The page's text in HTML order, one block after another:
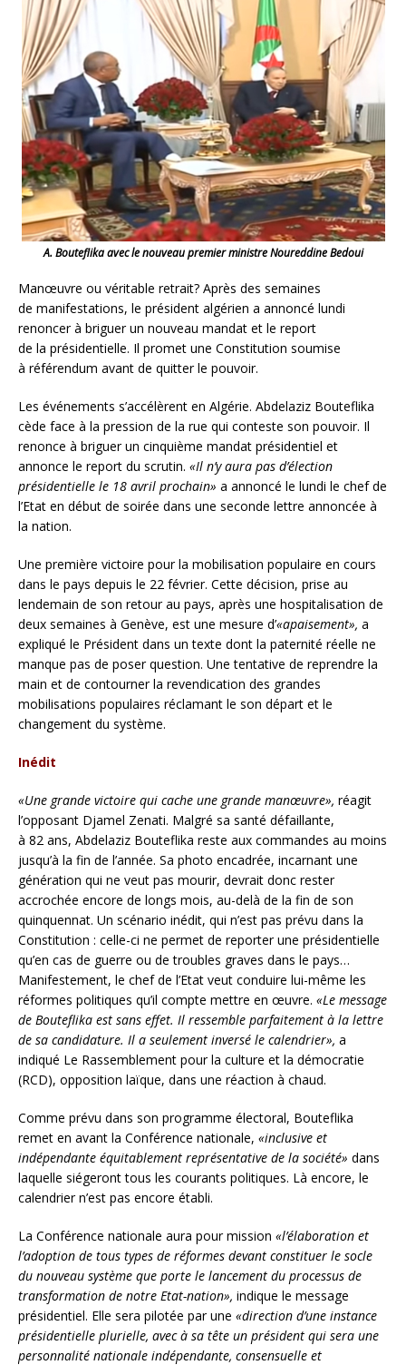
A. Bouteflika avec le nouveau premier ministre Noureddine Bedoui
Manœuvre ou véritable retrait? Après des semaines
de manifestations, le président algérien a annoncé lundi
renoncer à briguer un nouveau mandat et le report
de la présidentielle. Il promet une Constitution soumise
à référendum avant de quitter le pouvoir.
Les événements s’accélèrent en Algérie. Abdelaziz Bouteflika
cède face à la pression de la rue qui conteste son pouvoir. Il
renonce à briguer un cinquième mandat présidentiel et
annonce le report du scrutin. «Il n’y aura pas d’élection
présidentielle le 18 avril prochain» a annoncé le lundi le chef de
l’Etat en début de soirée dans une seconde lettre annoncée à
la nation.
Une première victoire pour la mobilisation populaire en cours
dans le pays depuis le 22 février. Cette décision, prise au
lendemain de son retour au pays, après une hospitalisation de
deux semaines à Genève, est une mesure d’«apaisement», a
expliqué le Président dans un texte dont la paternité réelle ne
manque pas de poser question. Une tentative de reprendre la
main et de contourner la revendication des grandes
mobilisations populaires réclamant le son départ et le
changement du système.
Inédit
«Une grande victoire qui cache une grande manœuvre», réagit
l’opposant Djamel Zenati. Malgré sa santé défaillante,
à 82 ans, Abdelaziz Bouteflika reste aux commandes au moins
jusqu’à la fin de l’année. Sa photo encadrée, incarnant une
génération qui ne veut pas mourir, devrait donc rester
accrochée encore de longs mois, au-delà de la fin de son
quinquennat. Un scénario inédit, qui n’est pas prévu dans la
Constitution : celle-ci ne permet de reporter une présidentielle
qu’en cas de guerre ou de troubles graves dans le pays…
Manifestement, le chef de l’Etat veut conduire lui-même les
réformes politiques qu’il compte mettre en œuvre. «Le message
de Bouteflika est sans effet. Il ressemble parfaitement à la lettre
de sa candidature. Il a seulement inversé le calendrier», a
indiqué Le Rassemblement pour la culture et la démocratie
(RCD), opposition laïque, dans une réaction à chaud.
Comme prévu dans son programme électoral, Bouteflika
remet en avant la Conférence nationale, «inclusive et
indépendante équitablement représentative de la société» dans
laquelle siégeront tous les courants politiques. Là encore, le
calendrier n’est pas encore établi.
La Conférence nationale aura pour mission «l’élaboration et
l’adoption de tous types de réformes devant constituer le socle
du nouveau système que porte le lancement du processus de
transformation de notre Etat-nation», indique le message
présidentiel. Elle sera pilotée par une «direction d’une instance
présidentielle plurielle, avec à sa tête un président qui sera une
personnalité nationale indépendante, consensuelle et